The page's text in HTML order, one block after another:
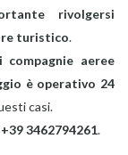
rivolgersi
turistico.
aeree
è operativo 24
casi.
+39 3462794261.